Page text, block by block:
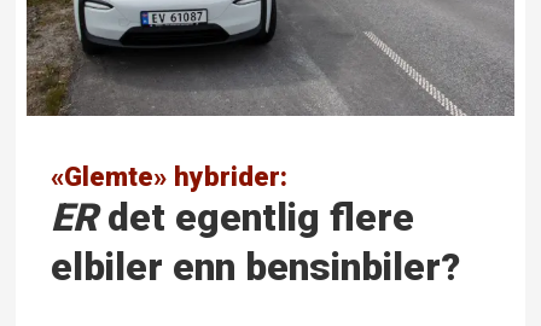
«Glemte» hybrider:
ERdet egentlig flere
elbiler enn bensinbiler?